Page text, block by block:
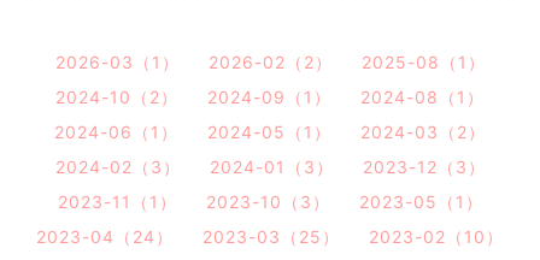
2026-03（1） 2026-02（2）
2025-08（1）
2024-10（2）
2024-09（1）
2024-08（1）
2024-06（1）
2024-05（1）
2024-03（2）
2024-02（3）
2024-01（3）
2023-12（3）
2023-11（1）
2023-10（3）
2023-05（1）
2023-04（24）
2023-03（25）
2023-02（10）